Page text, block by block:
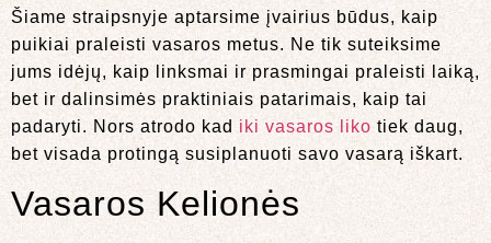
Šiame straipsnyje aptarsime įvairius būdus, kaip
puikiai praleisti vasaros metus. Ne tik suteiksime
jums idėjų, kaip linksmai ir prasmingai praleisti laiką,
bet ir dalinsimės praktiniais patarimais, kaip tai
padaryti. Nors atrodo kad iki vasaros liko tiek daug,
bet visada protingą susiplanuoti savo vasarą iškart.
Vasaros Kelionės